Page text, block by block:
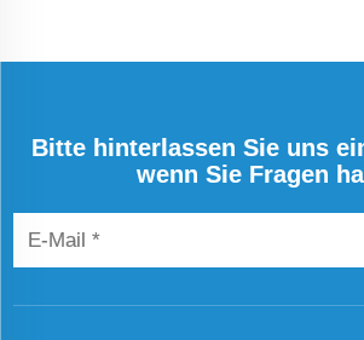
Bitte hinterlassen Sie uns
wenn Sie Fragen